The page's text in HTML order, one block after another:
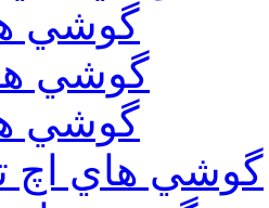
گوشي
گوشي
گوشي
گوشي هاي